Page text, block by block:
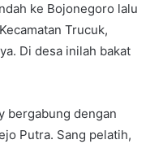
ke Bojonegoro lalu
Trucuk,
Di desa inilah bakat
bergabung dengan
Putra. Sang pelatih,